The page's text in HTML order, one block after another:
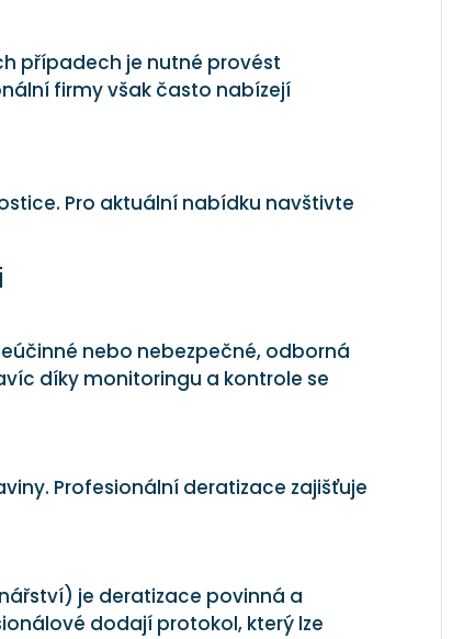
případech je nutné provést
firmy však často nabízejí
Pro aktuální nabídku navštivte
nebo nebezpečné, odborná
díky monitoringu a kontrole se
Profesionální deratizace zajišťuje
je deratizace povinná a
dodají protokol, který lze